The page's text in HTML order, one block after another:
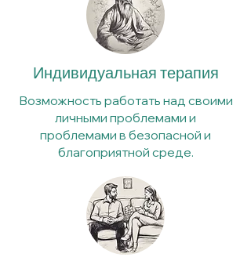
Индивидуальная терапия
Возможность работать над своими
личными проблемами и
проблемами в безопасной и
благоприятной среде.